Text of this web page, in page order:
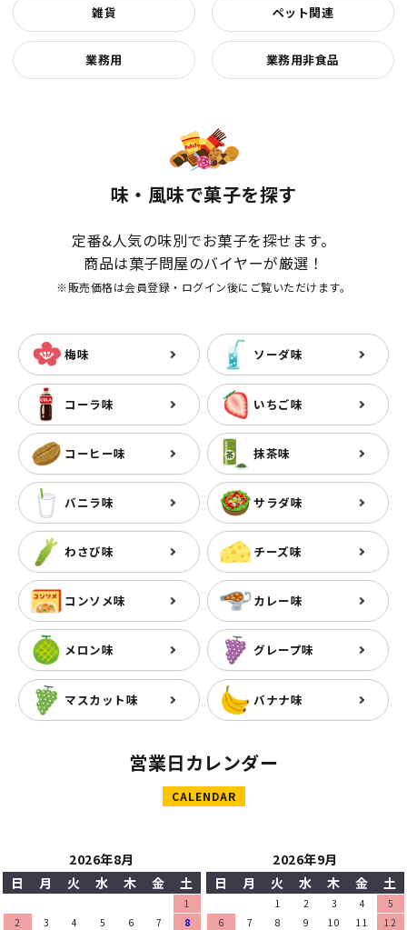
雑貨 ペット関連
業務用 業務用非食品
味・風味で菓子を探す
定番&人気の味別でお菓子を探せます。
商品は菓子問屋のバイヤーが厳選！
※販売価格は会員登録・ログイン後にご覧いただけます。
梅味 ソーダ味
コーラ味 いちご味
コーヒー味 抹茶味
バニラ味 サラダ味
わさび味 チーズ味
コンソメ味 カレー味
メロン味 グレープ味
マスカット味 バナナ味
営業日カレンダー
CALENDAR
2026年8月
日
月 火 水 木 金 土
1
2
3 4 5 6 7
8
2026年9月
日
月 火 水 木 金 土
1 2 3 4
5
6
7 8 9 10 11
12